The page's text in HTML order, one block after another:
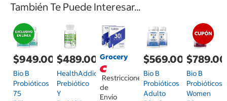
También Te Puede Interesar...
$949.00
Bio B
Probióticos
75
$489.00
HealthAddiction
Prebiótico
Y
Grocery
Restricciones
de
Envío
$569.00
Bio B
Probióticos
Adulto
$789.00
Bio B
Probióticos
Women